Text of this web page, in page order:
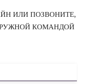
ИЛИ ПОЗВОНИТЕ,
КОМАНДОЙ